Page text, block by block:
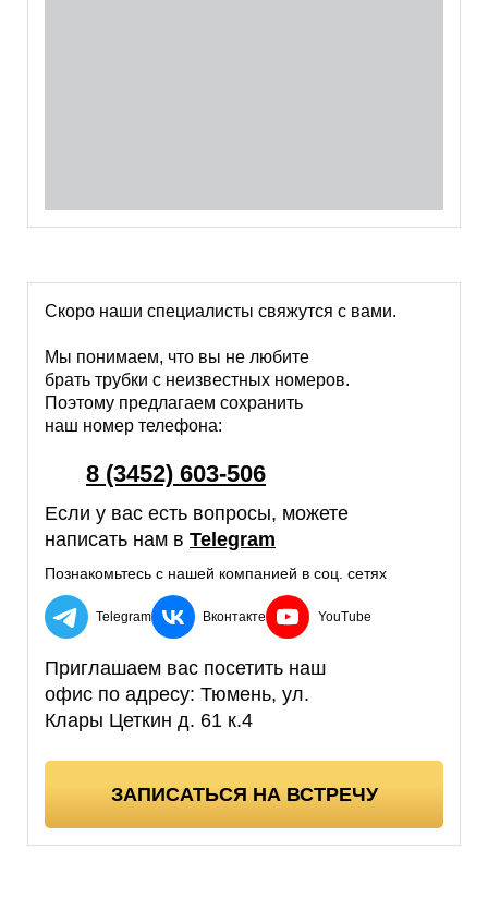
Скоро наши специалисты свяжутся с вами.
Мы понимаем, что вы не любите
брать трубки с неизвестных номеров.
Поэтому предлагаем сохранить
наш номер телефона:
8 (3452) 603-506
Если у вас есть вопросы, можете
написать нам в Telegram
Познакомьтесь с нашей компанией в соц. сетях
Telegram Вконтакте YouTube
Приглашаем вас посетить наш
офис по адресу: Тюмень, ул.
Клары Цеткин д. 61 к.4
ЗАПИСАТЬСЯ НА ВСТРЕЧУ